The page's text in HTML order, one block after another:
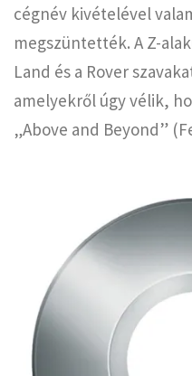
cégnév kivételével
megszüntették. A Z-
Land és a Rover
amelyekről úgy vélik,
„Above and Beyond”